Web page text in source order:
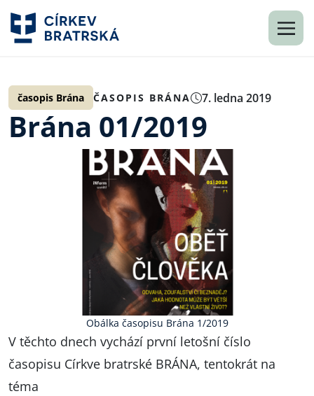
časopis Brána ČASOPIS BRÁNA 7. ledna 2019
Brána 01/2019
Obálka časopisu Brána 1/2019
V těchto dnech vychází první letošní číslo
časopisu Církve bratrské BRÁNA, tentokrát na
téma